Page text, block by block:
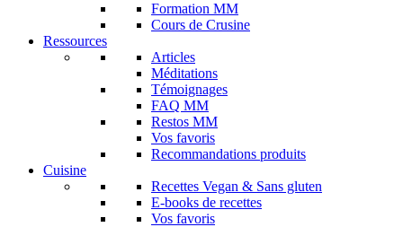
Formation MM
Cours de Crusine
Ressources
Articles
Méditations
Témoignages
FAQ MM
Restos MM
Vos favoris
Recommandations produits
Cuisine
Recettes Vegan & Sans gluten
E-books de recettes
Vos favoris